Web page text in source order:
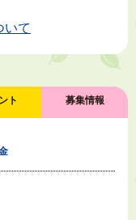
いて
ト 募集情報